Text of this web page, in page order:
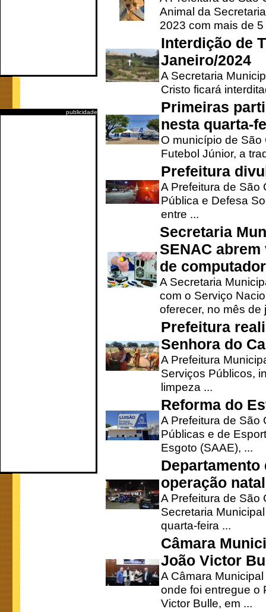
publicidade
Animal da
2023 com mais de 5
Interdição de
Janeiro/2024
A Secretaria
Cristo ficará
Primeiras
nesta quarta-
O município de
Futebol Júnior, a
Prefeitura
A Prefeitura de São
Pública e Defesa
entre ...
Secretaria
SENAC
de
A Secretaria
com o Serviço
oferecer, no mês de
Prefeitura
Senhora do
A Prefeitura
Serviços Públicos,
limpeza ...
Reforma do
A Prefeitura de São
Públicas e de
Esgoto (SAAE), ...
operação
A Prefeitura de São
Secretaria
quarta-feira ...
Câmara
João Victor
A Câmara
onde foi entregue o
Victor Bulle, em ...